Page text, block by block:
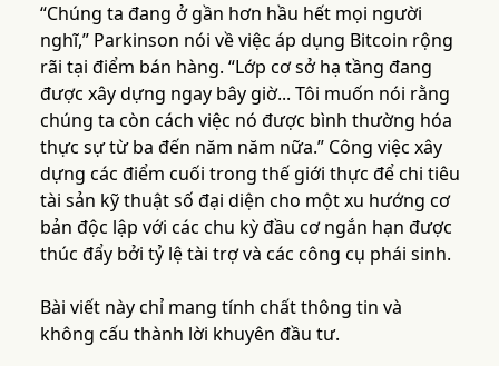
“Chúng ta đang ở gần hơn hầu hết mọi người
nghĩ,” Parkinson nói về việc áp dụng Bitcoin rộng
rãi tại điểm bán hàng. “Lớp cơ sở hạ tầng đang
được xây dựng ngay bây giờ... Tôi muốn nói rằng
chúng ta còn cách việc nó được bình thường hóa
thực sự từ ba đến năm năm nữa.” Công việc xây
dựng các điểm cuối trong thế giới thực để chi tiêu
tài sản kỹ thuật số đại diện cho một xu hướng cơ
bản độc lập với các chu kỳ đầu cơ ngắn hạn được
thúc đẩy bởi tỷ lệ tài trợ và các công cụ phái sinh.
Bài viết này chỉ mang tính chất thông tin và
không cấu thành lời khuyên đầu tư.